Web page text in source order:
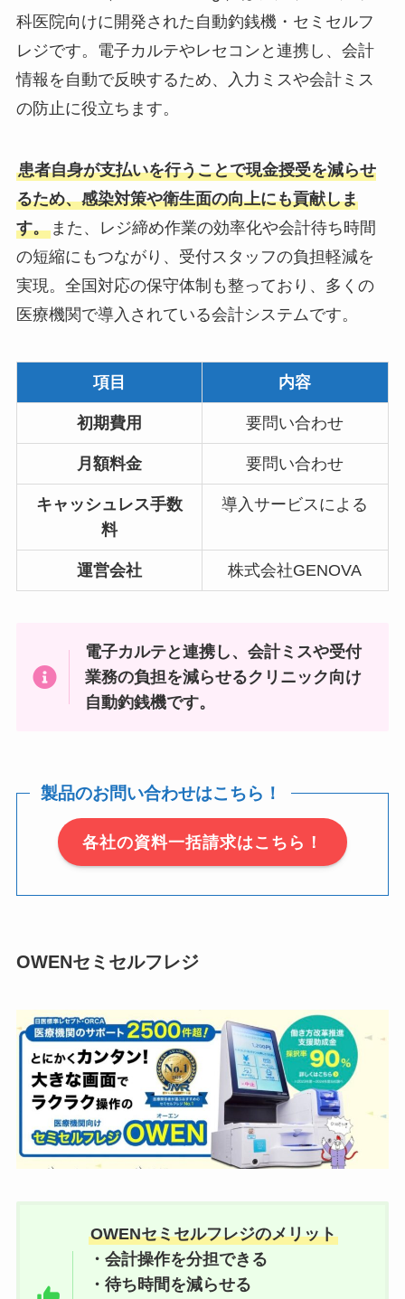
科医院向けに開発された自動釣銭機・セミセルフ
レジです。電子カルテやレセコンと連携し、会計
情報を自動で反映するため、入力ミスや会計ミス
の防止に役立ちます。
患者自身が支払いを行うことで現金授受を減らせ
るため、感染対策や衛生面の向上にも貢献しま
す。また、レジ締め作業の効率化や会計待ち時間
の短縮にもつながり、受付スタッフの負担軽減を
実現。全国対応の保守体制も整っており、多くの
医療機関で導入されている会計システムです。
項目 内容
初期費用 要問い合わせ
月額料金 要問い合わせ
キャッシュレス手数
料
導入サービスによる
運営会社 株式会社GENOVA
電子カルテと連携し、会計ミスや受付
業務の負担を減らせるクリニック向け
自動釣銭機です。
製品のお問い合わせはこちら！
各社の資料一括請求はこちら！
OWENセミセルフレジ
OWENセミセルフレジのメリット
・会計操作を分担できる
・待ち時間を減らせる